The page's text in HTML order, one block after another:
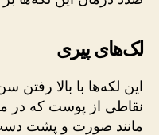
لک‌های پیری
این لکه‌ها با بالا رفتن
نقاطی از پوست که در
مانند صورت و پشت